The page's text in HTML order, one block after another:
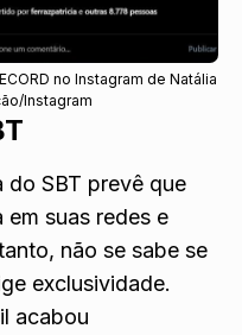
no Instagram de Natália
Instagram
do SBT prevê que
em suas redes e
não se sabe se
exclusividade.
acabou